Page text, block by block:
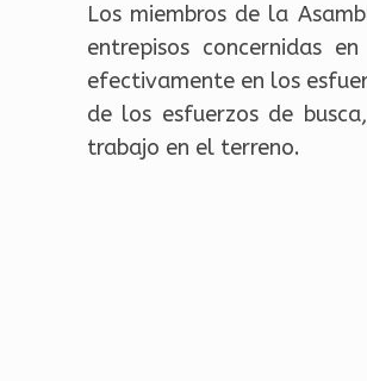
Los miembros de la
entrepisos concernidas
efectivamente en los
de los esfuerzos de
trabajo en el terreno.